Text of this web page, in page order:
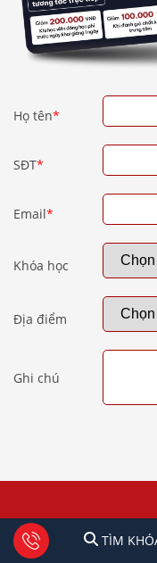
Họ tên*
SĐT*
Email*
Khóa học
Địa điểm
Ghi chú
Về Chúng Tôi
TÌM
1 2
TÌM